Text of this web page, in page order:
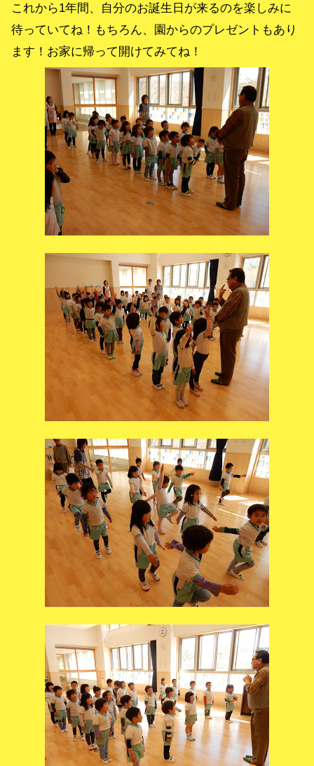
これから1年間、自分のお誕生日が来るのを楽しみに
待っていてね！もちろん、園からのプレゼントもあり
ます！お家に帰って開けてみてね！